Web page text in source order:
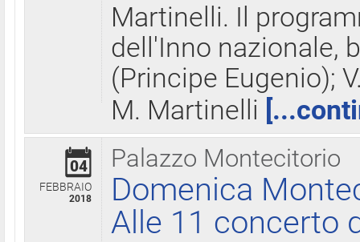
Martinelli. Il
dell'Inno nazionale,
(Principe Eugenio);
M. Martinelli
Palazzo Montecitorio
04
FEBBRAIO
2018
Domenica
Alle 11 concerto